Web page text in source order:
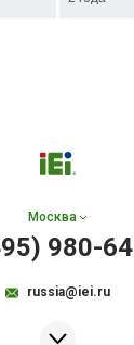
Москва
980-
russia@iei.ru